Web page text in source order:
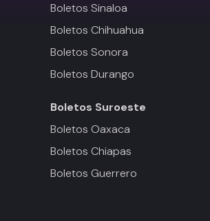
Boletos Sinaloa
Boletos Chihuahua
Boletos Sonora
Boletos Durango
Boletos Suroeste
Boletos Oaxaca
Boletos Chiapas
Boletos Guerrero